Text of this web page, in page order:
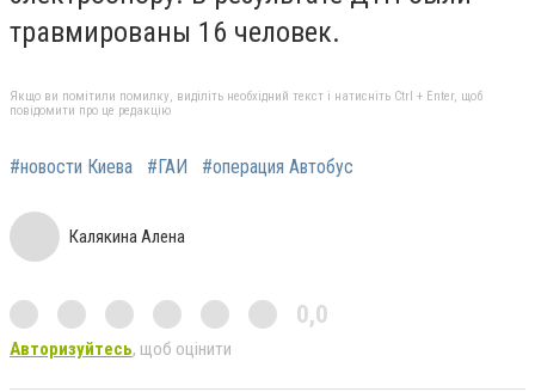
травмированы 16 человек.
Якщо ви помітили помилку, виділіть необхідний текст і натисніть Ctrl + Enter, щоб
повідомити про це редакцію
#новости Киева #ГАИ #операция Автобус
Калякина Алена
0,0
Авторизуйтесь, щоб оцінити